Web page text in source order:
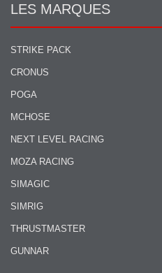
LES MARQUES
STRIKE PACK
CRONUS
POGA
MCHOSE
NEXT LEVEL RACING
MOZA RACING
SIMAGIC
SIMRIG
THRUSTMASTER
GUNNAR